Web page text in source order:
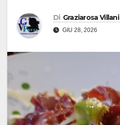
Di Graziarosa Villani
GIU 28, 2026